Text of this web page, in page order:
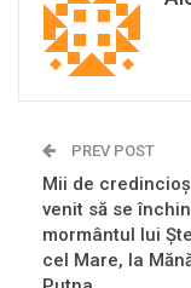
PREV POST
Mii de
venit să se
mormântul lui
cel Mare, la